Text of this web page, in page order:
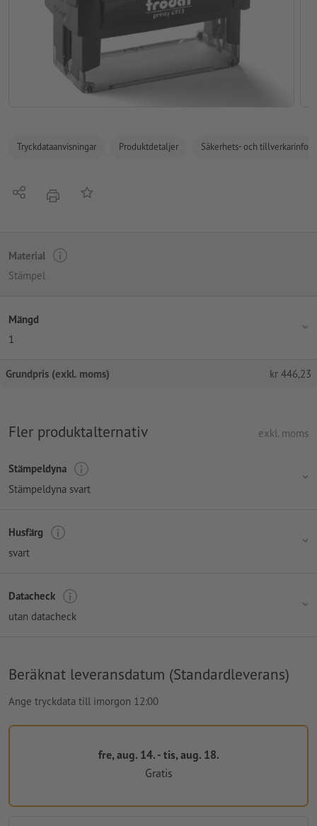
Tryckdataanvisningar Produktdetaljer Säkerhets- och
Dela erbjudandePå anteckningslistan
Material
Stämpel
Mängd
1
Grundpris (exkl. moms) kr 446,23
Fler produktalternativ exkl. moms
Stämpeldyna
Stämpeldyna svart
Husfärg
svart
Datacheck
utan datacheck
Beräknat leveransdatum (Standardleverans)
Ange tryckdata till imorgon 12:00
fre, aug. 14. - tis, aug. 18.
Gratis